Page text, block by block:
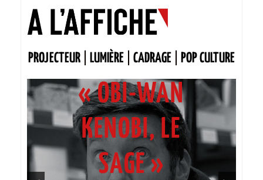
PROJECTEUR LUMIÈRE CADRAGE POP CULTURE
FABIEN DEGOULET
« OBI-WAN
KENOBI, LE
SAGE »